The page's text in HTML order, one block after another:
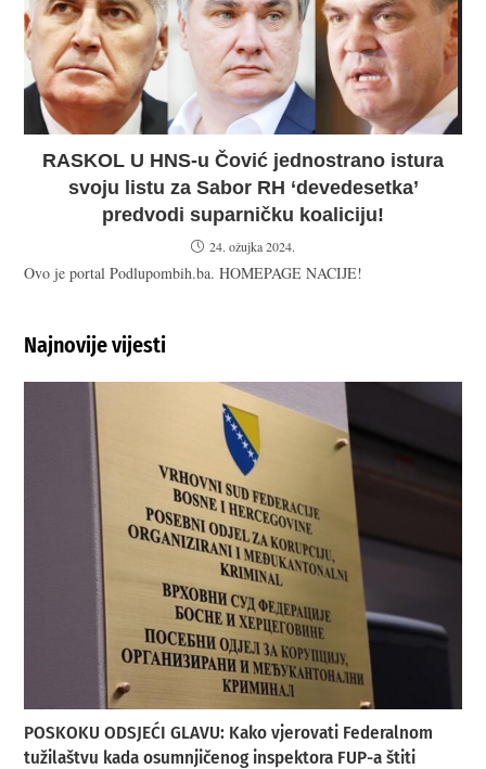
RASKOL U HNS-u Čović jednostrano istura
svoju listu za Sabor RH ‘devedesetka’
predvodi suparničku koaliciju!
24. ožujka 2024.
Ovo je portal Podlupombih.ba. HOMEPAGE NACIJE!
Najnovije vijesti
POSKOKU ODSJEĆI GLAVU: Kako vjerovati Federalnom
tužilaštvu kada osumnjičenog inspektora FUP-a štiti